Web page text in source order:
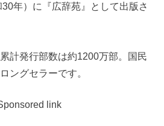
年）に『広辞苑』として出版さ
計発行部数は約1200万部。国民
ングセラーです。
link